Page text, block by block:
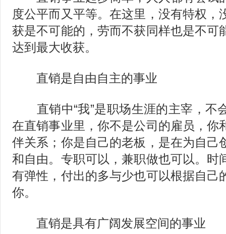
度公平而又平等。在这里，没有特权，
获是不可能的，劳而不获同样也是不可
达到最大收获。
直销是自由自主的事业
直销中“我”是职场生涯的主宰，不
在直销事业里，你不是公司的雇员，你
伴关系；你是自己的老板，是在为自己
和自由。专职可以，兼职做也可以。时
有弹性，付出的多与少也可以根据自己
你。
直销是具有广阔发展空间的事业